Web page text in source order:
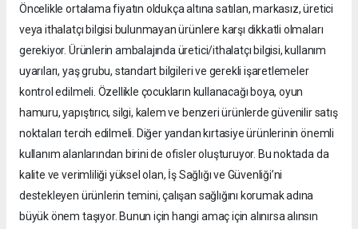
Öncelikle ortalama fiyatın oldukça altına satılan, markasız, üretici
veya ithalatçı bilgisi bulunmayan ürünlere karşı dikkatli olmaları
gerekiyor. Ürünlerin ambalajında üretici/ithalatçı bilgisi, kullanım
uyarıları, yaş grubu, standart bilgileri ve gerekli işaretlemeler
kontrol edilmeli. Özellikle çocukların kullanacağı boya, oyun
hamuru, yapıştırıcı, silgi, kalem ve benzeri ürünlerde güvenilir satış
noktaları tercih edilmeli. Diğer yandan kırtasiye ürünlerinin önemli
kullanım alanlarından birini de ofisler oluşturuyor. Bu noktada da
kalite ve verimliliği yüksel olan, İş Sağlığı ve Güvenliği’ni
destekleyen ürünlerin temini, çalışan sağlığını korumak adına
büyük önem taşıyor. Bunun için hangi amaç için alınırsa alınsın